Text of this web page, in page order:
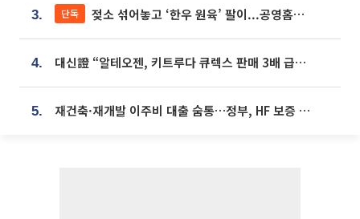
3. 단독 젖소 섞어놓고 ‘한우 원육’ 팔이...공영홈쇼핑 표기·검증 구멍
4. 대신證 “알테오젠, 키트루다 큐렉스 판매 3배 급증…목표가 41만원 상향”
5. 재건축·재개발 이주비 대출 숨통…정부, HF 보증 신설 추진